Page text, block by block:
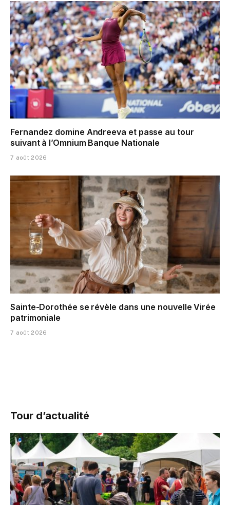
Fernandez domine Andreeva et passe au tour
suivant à l’Omnium Banque Nationale
7 août 2026
Sainte-Dorothée se révèle dans une nouvelle Virée
patrimoniale
7 août 2026
Tour d’actualité